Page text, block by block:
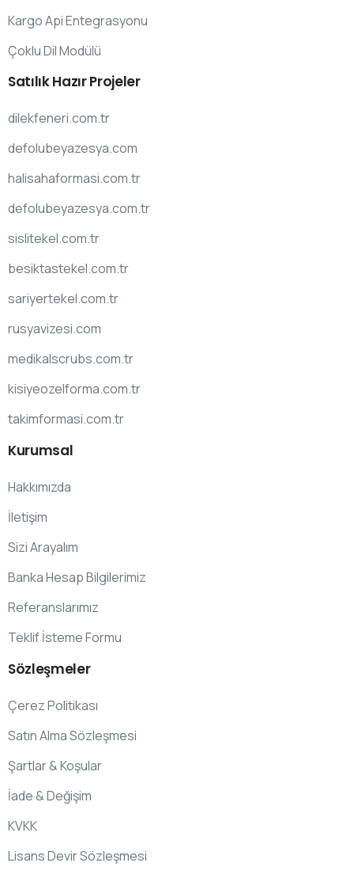
Kargo Api Entegrasyonu
Çoklu Dil Modülü
SatılıkHazırProjeler
dilekfeneri.com.tr
defolubeyazesya.com
halisahaformasi.com.tr
defolubeyazesya.com.tr
sislitekel.com.tr
besiktastekel.com.tr
sariyertekel.com.tr
rusyavizesi.com
medikalscrubs.com.tr
kisiyeozelforma.com.tr
takimformasi.com.tr
Kurumsal
Hakkımızda
İletişim
Sizi Arayalım
Banka Hesap Bilgilerimiz
Referanslarımız
Teklif İsteme Formu
Sözleşmeler
Çerez Politikası
Satın Alma Sözleşmesi
Şartlar & Koşular
İade & Değişim
KVKK
Lisans Devir Sözleşmesi